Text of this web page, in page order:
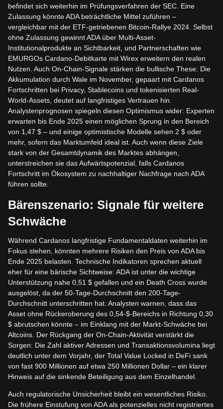
befindet sich weiterhin im Prüfungsverfahren der SEC. Eine
Zulassung könnte ADA beträchtliche Mittel zuführen –
vergleichbar mit der ETF-getriebenen Bitcoin-Rallye 2024. Selbst
ohne Zulassung gewinnt ADA über Multi-Asset-
Institutionalprodukte an Sichtbarkeit, und Partnerschaften wie
EMURGOs Cardano-Debitkarte mit Wirex erweitern den realen
Nutzen. Auch On-Chain-Signale stärken die bullische These: Die
Akkumulation durch Wale im November, gepaart mit Cardanos
Fortschritten bei Privacy, Stablecoins und tokenisierten Real-
World-Assets, deutet auf langfristiges Vertrauen hin.
Analystenprognosen spiegeln diesen Optimismus wider: Experten
erwarten bis Ende 2025 einen möglichen Sprung in den Bereich
von 1,47 $ – und einige optimistische Modelle sehen 2 $ oder
mehr, sofern das Marktumfeld ideal ist. Auch wenn diese Ziele
stark von der Gesamtdynamik des Marktes abhängen,
unterstreichen sie das Aufwärtspotenzial, falls Cardanos
Fortschritt im Ökosystem zu nachhaltiger Nachfrage nach ADA
führen sollte.
Bärenszenario: Signale für weitere
Schwäche
Während Cardanos langfristige Fundamentaldaten weiterhin im
Fokus stehen, könnten mehrere Risiken den Preis von ADA bis
Ende 2025 belasten. Technische Indikatoren sprechen aktuell
eher für eine bärische Sichtweise: ADA ist unter die wichtige
Unterstützung nahe 0,51 $ gefallen und ein Death Cross wurde
ausgelöst, da der 50-Tage-Durchschnitt den 200-Tage-
Durchschnitt unterschritten hat. Analysten warnen, dass das
Asset ohne Rückeroberung des 0,54-$-Bereichs in Richtung 0,30
$ abrutschen könnte – im Einklang mit der Markt-Schwäche bei
Altcoins. Der Rückgang der On-Chain-Aktivität verstärkt die
Sorgen: Die Zahl aktiver Adressen und Transaktionsvolumina liegt
deutlich unter dem Vorjahr, der Total Value Locked in DeFi sank
von fast 900 Millionen auf etwa 250 Millionen Dollar – ein klarer
Hinweis auf die sinkende Beteiligung aus dem Einzelhandel.
Auch regulatorische Unsicherheit bleibt ein wesentliches Risiko.
Die frühere Einstufung von ADA als potenzielles nicht registriertes